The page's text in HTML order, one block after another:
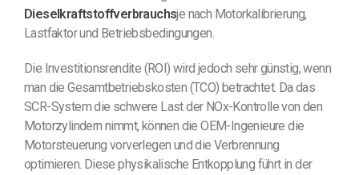
Dieselkraftstoffverbrauchsje nach Motorkalibrierung,
Lastfaktor und Betriebsbedingungen.
Die Investitionsrendite (ROI) wird jedoch sehr günstig, wenn
man die Gesamtbetriebskosten (TCO) betrachtet. Da das
SCR-System die schwere Last der NOx-Kontrolle von den
Motorzylindern nimmt, können die OEM-Ingenieure die
Motorsteuerung vorverlegen und die Verbrennung
optimieren. Diese physikalische Entkopplung führt in der